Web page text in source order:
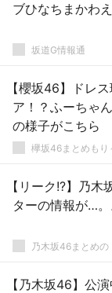
ブひなちまかわ
坂道G情報通
【櫻坂46】ドレ
ア！？ふーちゃ
の様子がこちら
欅坂46まとめもり
【リーク!?】乃
ターの情報が…。
乃木坂46まとめの
【乃木坂46】公